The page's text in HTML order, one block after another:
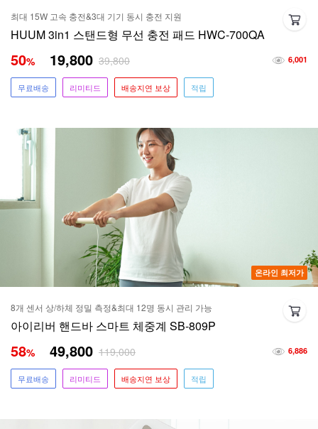
최대 15W 고속 충전&3대 기기 동시 충전 지원
HUUM 3in1 스탠드형 무선 충전 패드 HWC-700QA
6,001
50% 19,800 39,800
무료배송 리미티드 배송지연 보상 적립
온라인 최저가
8개 센서 상/하체 정밀 측정&최대 12명 동시 관리 가능
아이리버 핸드바 스마트 체중계 SB-809P
6,886
58% 49,800 119,000
무료배송 리미티드 배송지연 보상 적립